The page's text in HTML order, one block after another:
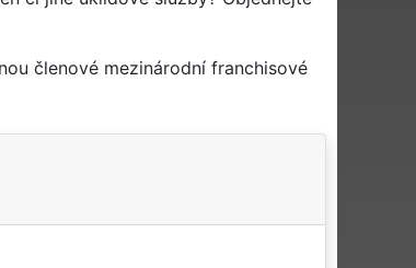
členové mezinárodní franchisové